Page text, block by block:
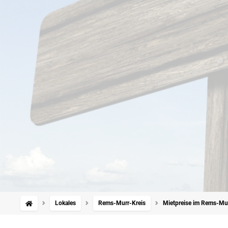
Lokales Rems-Murr-Kreis Mietpreise im Rems-